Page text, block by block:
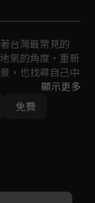
台灣最常見的
氣的角度，重新
，也找尋自己中
灣人做交流～這
顯示更多
免費